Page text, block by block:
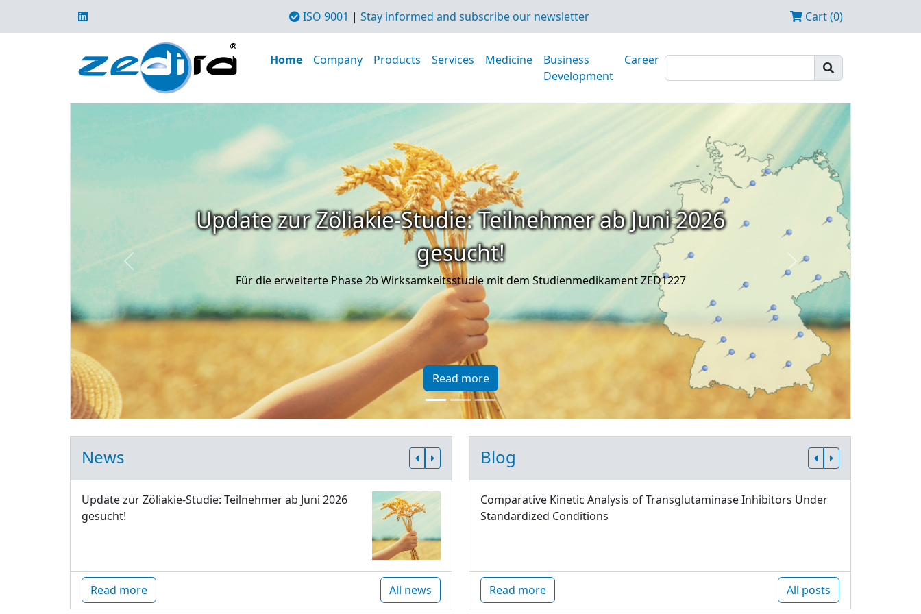
ISO 9001 | Stay informed and subscribe our newsletter Cart (0)
Home Company Products Services Medicine
Business
Development
Career
Update zur Zöliakie-Studie: Teilnehmer ab Juni 2026
gesucht!
Für die erweiterte Phase 2b Wirksamkeitsstudie mit dem Studienmedikament ZED1227
Read more
Previous Next
News
Update zur Zöliakie-Studie: Teilnehmer ab Juni 2026
gesucht!
Read more All news
Blog
Comparative Kinetic Analysis of Transglutaminase Inhibitors Under
Standardized Conditions
Read more All posts